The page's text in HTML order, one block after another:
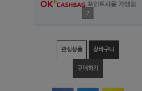
포인트사용 가맹점
?
관심상품 장바구니
구매하기